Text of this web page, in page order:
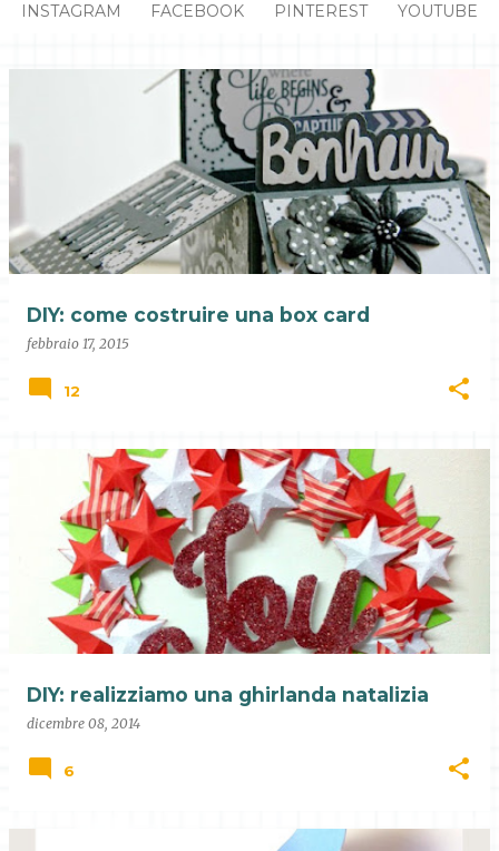
INSTAGRAM FACEBOOK PINTEREST YOUTUBE
DIY: come costruire una box card
febbraio 17, 2015
12
DIY: realizziamo una ghirlanda natalizia
dicembre 08, 2014
6